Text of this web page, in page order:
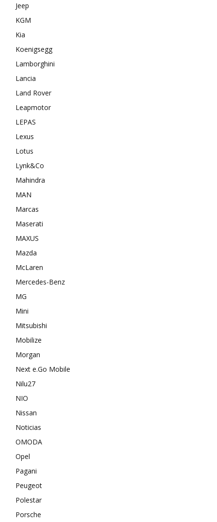
Jeep
KGM
Kia
Koenigsegg
Lamborghini
Lancia
Land Rover
Leapmotor
LEPAS
Lexus
Lotus
Lynk&Co
Mahindra
MAN
Marcas
Maserati
MAXUS
Mazda
McLaren
Mercedes-Benz
MG
Mini
Mitsubishi
Mobilize
Morgan
Next e.Go Mobile
Nilu27
NIO
Nissan
Noticias
OMODA
Opel
Pagani
Peugeot
Polestar
Porsche